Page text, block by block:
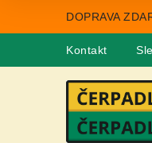
DOPRAVA
Kontakt